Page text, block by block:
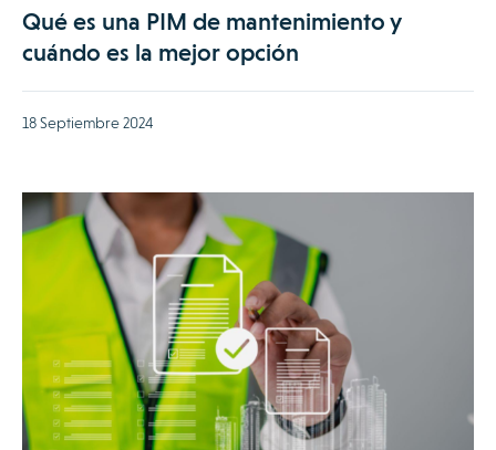
Qué es una PIM de mantenimiento y
cuándo es la mejor opción
18 Septiembre 2024